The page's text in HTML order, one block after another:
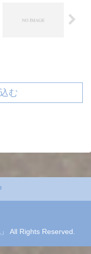
む
All Rights Reserved.